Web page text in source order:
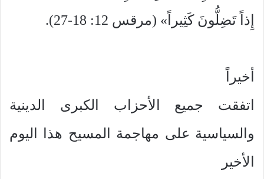
إِذاً تَضِلُّونَ كَثِيراً» (مرقس 12: 18-27).
أخيراً
اتفقت جميع الأحزاب الكبرى الدينية
والسياسية على مهاجمة المسيح هذا اليوم
الأخير